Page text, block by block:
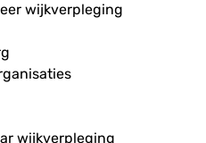
wijkverpleging
wijkverpleging